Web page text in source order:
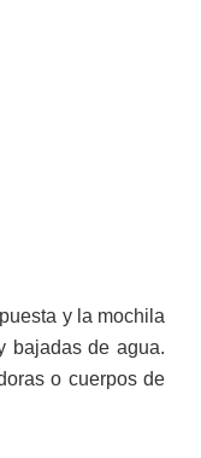
y la mochila
bajadas de agua.
o cuerpos de